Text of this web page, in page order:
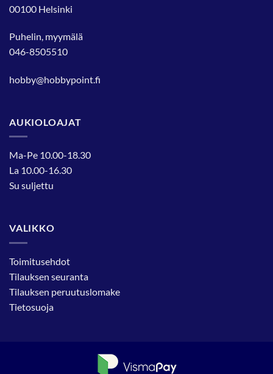
00100 Helsinki
Puhelin, myymälä
046-8505510
hobby@hobbypoint.fi
AUKIOLOAJAT
Ma-Pe 10.00-18.30
La 10.00-16.30
Su suljettu
VALIKKO
Toimitusehdot
Tilauksen seuranta
Tilauksen peruutuslomake
Tietosuoja